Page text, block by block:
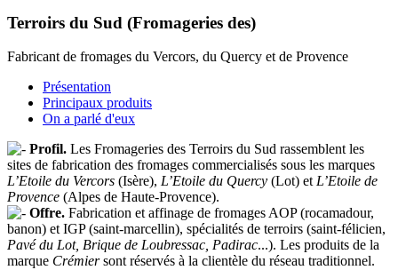
Terroirs du Sud (Fromageries des)
Fabricant de fromages du Vercors, du Quercy et de Provence
Présentation
Principaux produits
On a parlé d'eux
Profil. Les Fromageries des Terroirs du Sud rassemblent les
sites de fabrication des fromages commercialisés sous les marques
L’Etoile du Vercors (Isère), L’Etoile du Quercy (Lot) etL’Etoile de
Provence (Alpes de Haute-Provence).
Offre. Fabrication et affinage de fromages AOP (rocamadour,
banon) et IGP (saint-marcellin), spécialités de terroirs (saint-félicien,
Pavé du Lot, Brique de Loubressac, Padirac...). Les produits de la
marque Crémiersont réservés à la clientèle du réseau traditionnel.